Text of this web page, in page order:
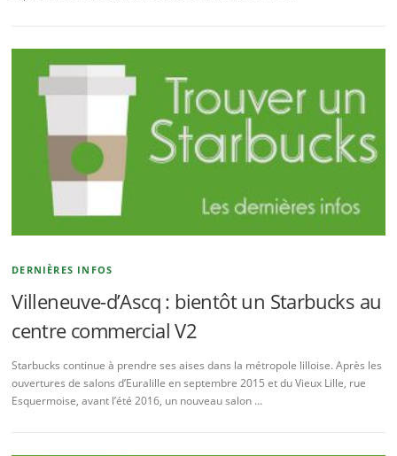
DERNIÈRES INFOS
Villeneuve-d’Ascq : bientôt un Starbucks au
centre commercial V2
Starbucks continue à prendre ses aises dans la métropole lilloise. Après les
ouvertures de salons d’Euralille en septembre 2015 et du Vieux Lille, rue
Esquermoise, avant l’été 2016, un nouveau salon …